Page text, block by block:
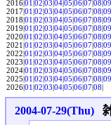
2016|01|02|03|04|05|06|07|08|09
2017|01|02|03|04|05|06|07|08|09
2018|01|02|03|04|05|06|07|08|09
2019|01|02|03|04|05|06|07|08|09
2020|01|02|03|04|05|06|07|08|09
2021|01|02|03|04|05|06|07|08|09
2022|01|02|03|04|05|06|07|08|09
2023|01|02|03|04|05|06|07|08|09
2024|01|02|03|04|05|06|07|08|09
2025|01|02|03|04|05|06|07|08|09
2026|01|02|03|04|05|06|07|08|
2004-07-29(Thu)